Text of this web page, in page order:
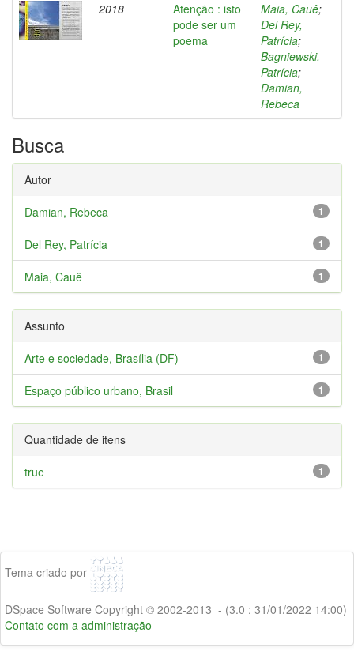
2018
Atenção : isto
pode ser um
poema
Maia, Cauê;
Del Rey,
Patrícia;
Bagniewski,
Patrícia;
Damian,
Rebeca
Busca
Autor
1
Damian, Rebeca
1
Del Rey, Patrícia
1
Maia, Cauê
Assunto
1
Arte e sociedade, Brasília (DF)
1
Espaço público urbano, Brasil
Quantidade de itens
1
true
Tema criado por
DSpace Software Copyright © 2002-2013 - (3.0 : 31/01/2022 14:00)
Contato com a administração